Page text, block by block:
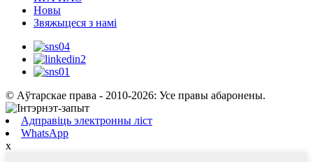
Новы
Звяжыцеся з намі
© Аўтарскае права - 2010-2026: Усе правы абаронены.
Адправіць электронны ліст
WhatsApp
x